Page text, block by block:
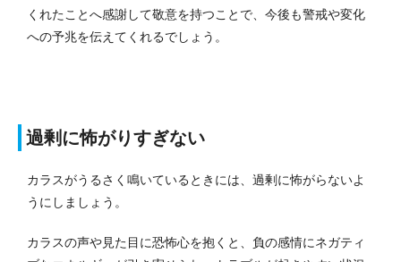
くれたことへ感謝して敬意を持つことで、今後も警戒や変化
への予兆を伝えてくれるでしょう。
過剰に怖がりすぎない
カラスがうるさく鳴いているときには、過剰に怖がらないよ
うにしましょう。
カラスの声や見た目に恐怖心を抱くと、負の感情にネガティ